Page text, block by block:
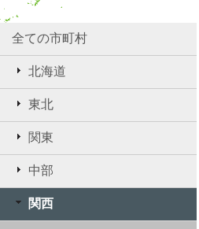
全ての市町村
北海道
東北
関東
中部
関西